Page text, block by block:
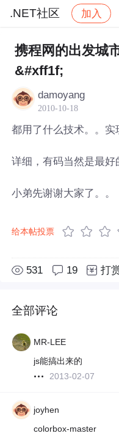
.NET社区 加入
社区 .NET社区
携程网的出发城
&#xff1f;
damoyang
2010-10-18
都用了什么技术。。实
详细，有码当然是最好
小弟先谢谢大家了。。
给本帖投票
531 19 打
全部评论
MR-LEE
js能搞出来的
2013-02-07
joyhen
colorbox-master